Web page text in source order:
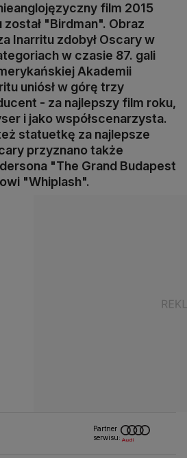
film 2015
"Birdman". Obraz
Inarritu zdobył Oscary w
w czasie 87. gali
Akademii
uniósł w górę trzy
- za najlepszy film roku,
i jako współscenarzysta.
statuetkę za najlepsze
przyznano także
"The Grand Budapest
"Whiplash".
Partner
serwisu: